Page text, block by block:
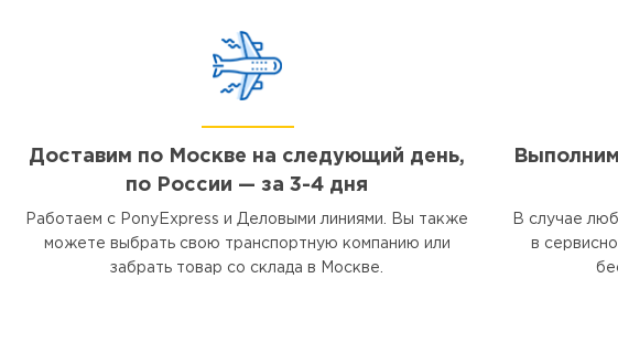
Доставим по Москве на следующий день,
по России — за 3-4 дня
Работаем с PonyExpress и Деловыми линиями. Вы также
можете выбрать свою транспортную компанию или
забрать товар со склада в Москве.
В случае
в